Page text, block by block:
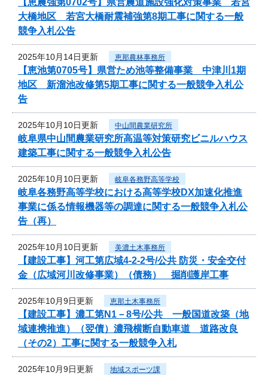
大橋地区 若宮大橋耐震補強第8期工事に関する一般
競争入札公告
2025年10月14日更新 恵那農林事務所
【恵池第0705号】県営ため池等整備事業 中津川1期
地区 新溜池改修第5期工事に関する一般競争入札公
告
2025年10月10日更新 中山間農業研究所
岐阜県中山間農業研究所高温等対策研究ビニルハウス
建築工事に関する一般競争入札公告
2025年10月10日更新 岐阜各務野高等学校
岐阜各務野高等学校における高等学校DX加速化推進
事業に係る情報機器等の調達に関する一般競争入札公
告（再）
2025年10月10日更新 美濃土木事務所
【建設工事】河工第広域4-2-2号/公共 防災・安全交付
金（広域河川改修事業）（債務） 掘削護岸工事
2025年10月9日更新 恵那土木事務所
【建設工事】濃工第N1－8号/公共 一般国道改築（地
域連携推進）（翌債）濃飛横断自動車道 道路改良
（その2）工事に関する一般競争入札
2025年10月9日更新 地域スポーツ課